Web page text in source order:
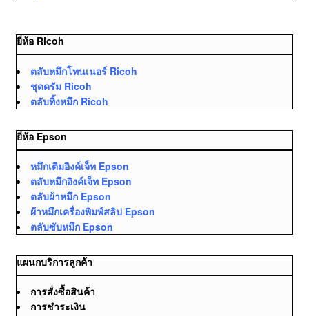
ยี่ห้อ Ricoh
ตลับหมึกโทนเนอร์ Ricoh
ชุดดรัม Ricoh
ตลับทิ้งหมึก Ricoh
ยี่ห้อ Epson
หมึกเติมอิงค์เจ็ท Epson
ตลับหมึกอิงค์เจ็ท Epson
ตลับผ้าหมึก Epson
ผ้าหมึกเครื่องพิมพ์สลิป Epson
ตลับซับหมึก Epson
แผนกบริการลูกค้า
การสั่งซื้อสินค้า
การชำระเงิน